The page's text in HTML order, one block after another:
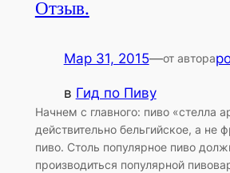
Отзыв.
Мар 31, 2015—от автора
в Гид по Пиву
Начнем с главного: пиво «стелла
действительно бельгийское, а не
пиво. Столь популярное пиво
производиться популярной